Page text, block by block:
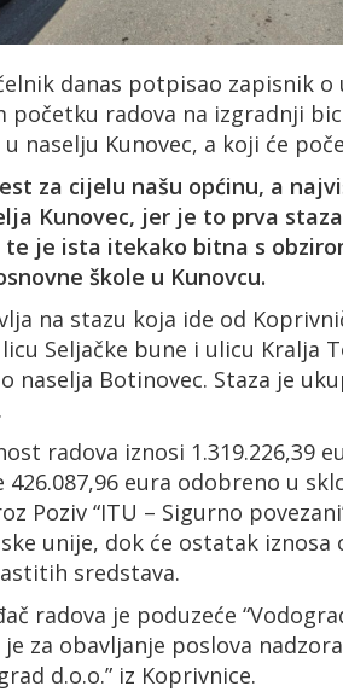
danas potpisao zapisnik o
početku radova na izgradnji
naselju Kunovec, a koji će
za cijelu našu općinu, a
Kunovec, jer je to prva
je ista itekako bitna s
škole u Kunovcu.
na stazu koja ide od
Seljačke bune i ulicu Kralja
naselja Botinovec. Staza je
radova iznosi 1.319.226,39
426.087,96 eura odobreno u
Poziv “ITU – Sigurno
unije, dok će ostatak iznosa
sredstava.
radova je poduzeće
je za obavljanje poslova
d.o.o.” iz Koprivnice.